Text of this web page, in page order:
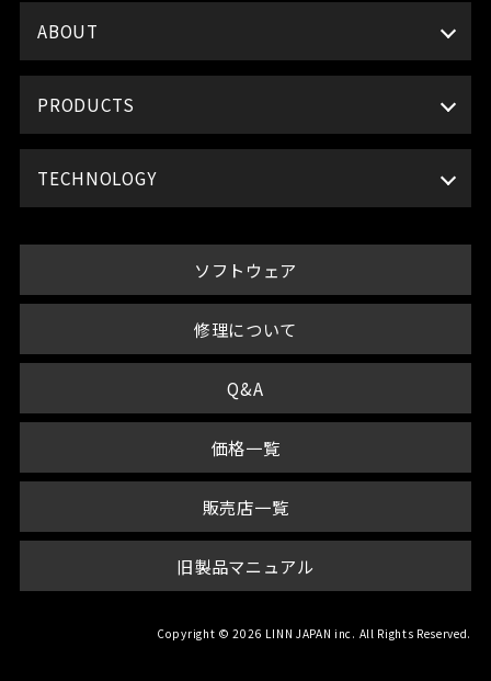
ABOUT
PRODUCTS
TECHNOLOGY
ソフトウェア
修理について
Q&A
価格一覧
販売店一覧
旧製品マニュアル
Copyright © 2026 LINN JAPAN inc. All Rights Reserved.